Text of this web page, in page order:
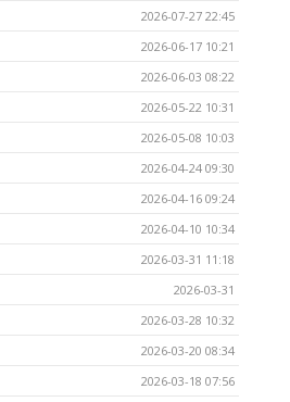
2026-07-27 22:45
2026-06-17 10:21
2026-06-03 08:22
2026-05-22 10:31
2026-05-08 10:03
2026-04-24 09:30
2026-04-16 09:24
2026-04-10 10:34
2026-03-31 11:18
2026-03-31
2026-03-28 10:32
2026-03-20 08:34
2026-03-18 07:56